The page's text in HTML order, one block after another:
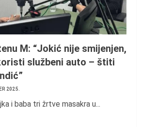
M: “Jokić nije smijenjen,
službeni auto – štiti
2025.
i baba tri žrtve masakra u...